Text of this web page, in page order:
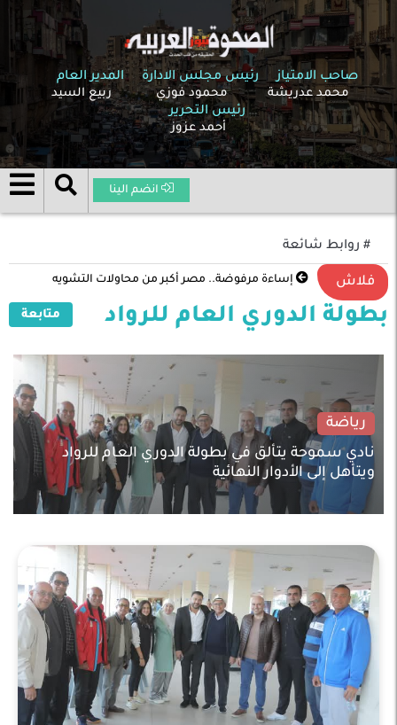
صاحب الامتياز
محمد عدريشة
رئيس مجلس الادارة
محمود فوزي
المدير العام
ربيع السيد
رئيس التحرير
أحمد عزوز
انضم الينا
# روابط شائعة
فلاش إساءة مرفوضة.. مصر أكبر من محاولات التشويه
بطولة الدوري العام للرواد متابعة
رياضة
نادي سموحة يتألق في بطولة الدوري العام للرواد
ويتأهل إلى الأدوار النهائية